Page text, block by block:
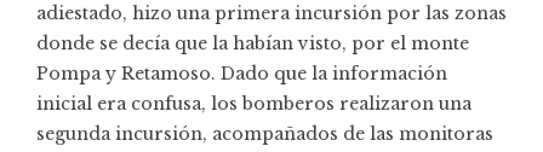
adiestado, hizo una primera incursión por las zonas
donde se decía que la habían visto, por el monte
Pompa y Retamoso. Dado que la información
inicial era confusa, los bomberos realizaron una
segunda incursión, acompañados de las monitoras